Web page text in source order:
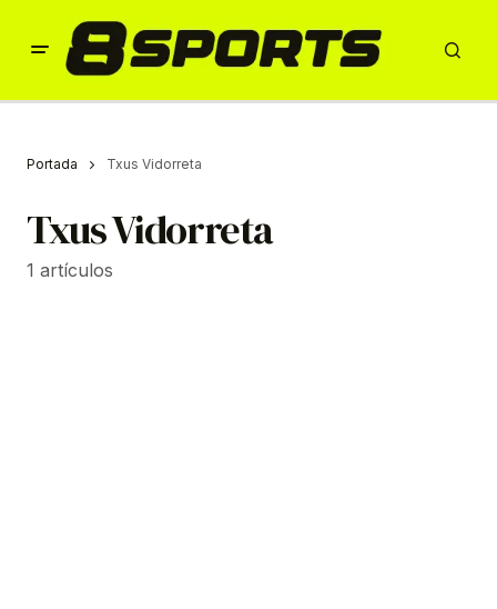
Portada Txus Vidorreta
Txus Vidorreta
1 artículos